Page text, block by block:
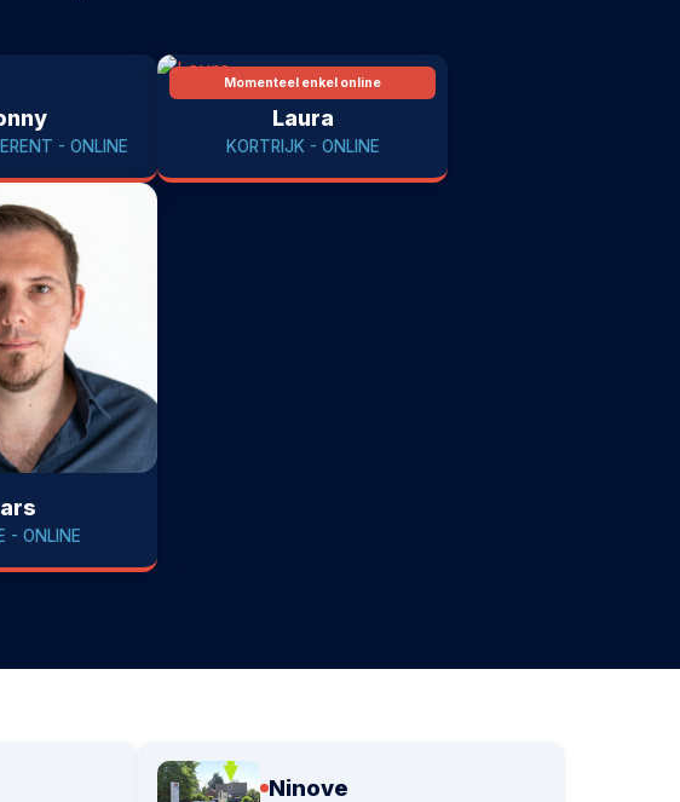
- ONLINE
Momenteel enkel online
Laura
KORTRIJK - ONLINE
- ONLINE
Ninove